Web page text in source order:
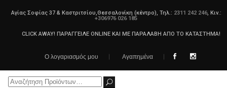
Αγίας Σοφίας 37 & Καστριτσίου,Θεσσαλονίκη (κέντρο), Τηλ.: 2311 242 246, Κιν.:
+306976 026 185
CLICK AWAY! ΠΑΡΑΓΓΕΙΛΕ ONLINE ΚΑΙ ΜΕ ΠΑΡΑΛΑΒΗ ΑΠΟ ΤΟ ΚΑΤΑΣΤΗΜΑ!
Ο λογαριασμός μου Αγαπημένα
Search